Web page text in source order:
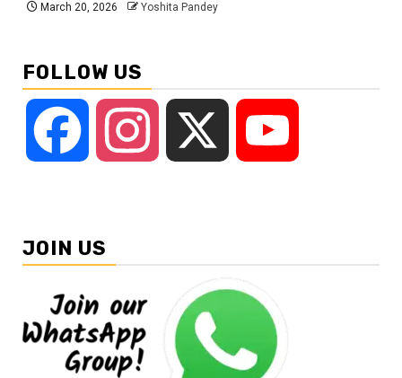
March 20, 2026 Yoshita Pandey
FOLLOW US
Facebook Instagram
JOIN US